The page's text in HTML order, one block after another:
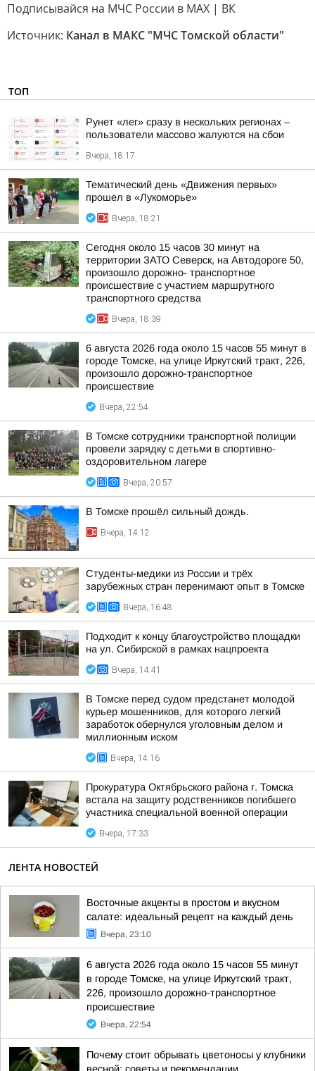
Подписывайся на МЧС России в MAX | ВК
Источник: Канал в МАКС "МЧС Томской области"
ТОП
Рунет «лег» сразу в нескольких регионах –
пользователи массово жалуются на сбои
Вчера, 18:17
Тематический день «Движения первых»
прошел в «Лукоморье»
Вчера, 18:21
Сегодня около 15 часов 30 минут на
территории ЗАТО Северск, на Автодороге 50,
произошло дорожно- транспортное
происшествие с участием маршрутного
транспортного средства
Вчера, 18:39
6 августа 2026 года около 15 часов 55 минут в
городе Томске, на улице Иркутский тракт, 226,
произошло дорожно-транспортное
происшествие
Вчера, 22:54
В Томске сотрудники транспортной полиции
провели зарядку с детьми в спортивно-
оздоровительном лагере
Вчера, 20:57
В Томске прошёл сильный дождь.
Вчера, 14:12
Студенты-медики из России и трёх
зарубежных стран перенимают опыт в Томске
Вчера, 16:48
Подходит к концу благоустройство площадки
на ул. Сибирской в рамках нацпроекта
Вчера, 14:41
В Томске перед судом предстанет молодой
курьер мошенников, для которого легкий
заработок обернулся уголовным делом и
миллионным иском
Вчера, 14:16
Прокуратура Октябрьского района г. Томска
встала на защиту родственников погибшего
участника специальной военной операции
Вчера, 17:33
ЛЕНТА НОВОСТЕЙ
Восточные акценты в простом и вкусном
салате: идеальный рецепт на каждый день
Вчера, 23:10
6 августа 2026 года около 15 часов 55 минут
в городе Томске, на улице Иркутский тракт,
226, произошло дорожно-транспортное
происшествие
Вчера, 22:54
Почему стоит обрывать цветоносы у клубники